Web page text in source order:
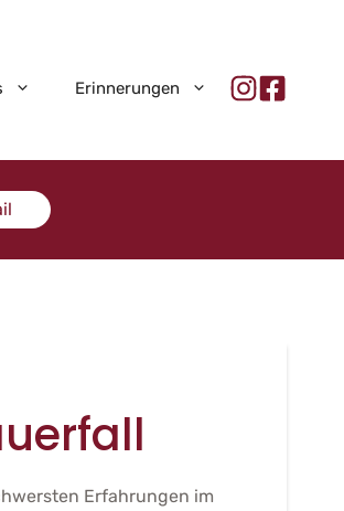
Erinnerungen
Erfahrungen im